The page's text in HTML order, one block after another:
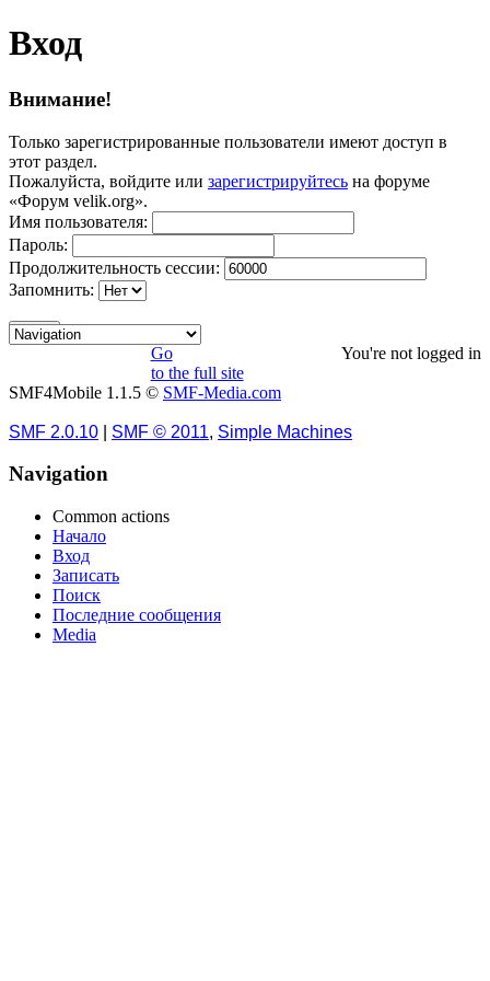
Вход
Внимание!
Только зарегистрированные пользователи имеют доступ в
этот раздел.
Пожалуйста, войдите или зарегистрируйтесь на форуме
«Форум velik.org».
Имя пользователя:
Пароль:
Продолжительность сессии:
Запомнить:
You're not logged in
Go
to the full site
SMF4Mobile 1.1.5 © SMF-Media.com
SMF 2.0.10 SMF © 2011, Simple Machines
Navigation
Common actions
Начало
Вход
Записать
Поиск
Последние сообщения
Media